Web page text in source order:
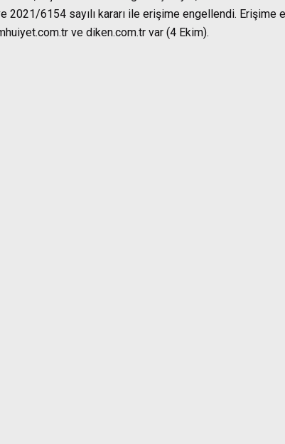
2021/6154 sayılı kararı ile erişime engellendi. Erişime
ve diken.com.tr var (4 Ekim).